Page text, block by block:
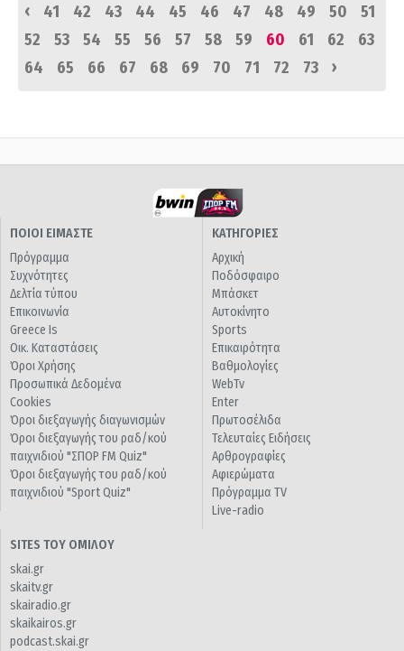
‹
41 42 43 44 45 46 47 48 49 50
51
52
53 54 55 56 57 58 59 60 61 62
63
64
65 66 67 68 69 70 71 72 73 ›
ΠΟΙΟΙ ΕΙΜΑΣΤΕ
Πρόγραμμα
Συχνότητες
Δελτία τύπου
Επικοινωνία
Greece Is
Οικ. Καταστάσεις
Όροι Χρήσης
Προσωπικά Δεδομένα
Cookies
Όροι διεξαγωγής διαγωνισμών
Όροι διεξαγωγής του ραδ/κού
παιχνιδιού "ΣΠΟΡ FM Quiz"
Όροι διεξαγωγής του ραδ/κού
παιχνιδιού "Sport Quiz"
ΚΑΤΗΓΟΡΙΕΣ
Αρχική
Ποδόσφαιρο
Μπάσκετ
Αυτοκίνητο
Sports
Επικαιρότητα
Βαθμολογίες
WebTv
Enter
Πρωτοσέλιδα
Τελευταίες Ειδήσεις
Αρθρογραφίες
Αφιερώματα
Πρόγραμμα TV
Live-radio
SITES ΤΟΥ ΟΜΙΛΟΥ
skai.gr
skaitv.gr
skairadio.gr
skaikairos.gr
podcast.skai.gr